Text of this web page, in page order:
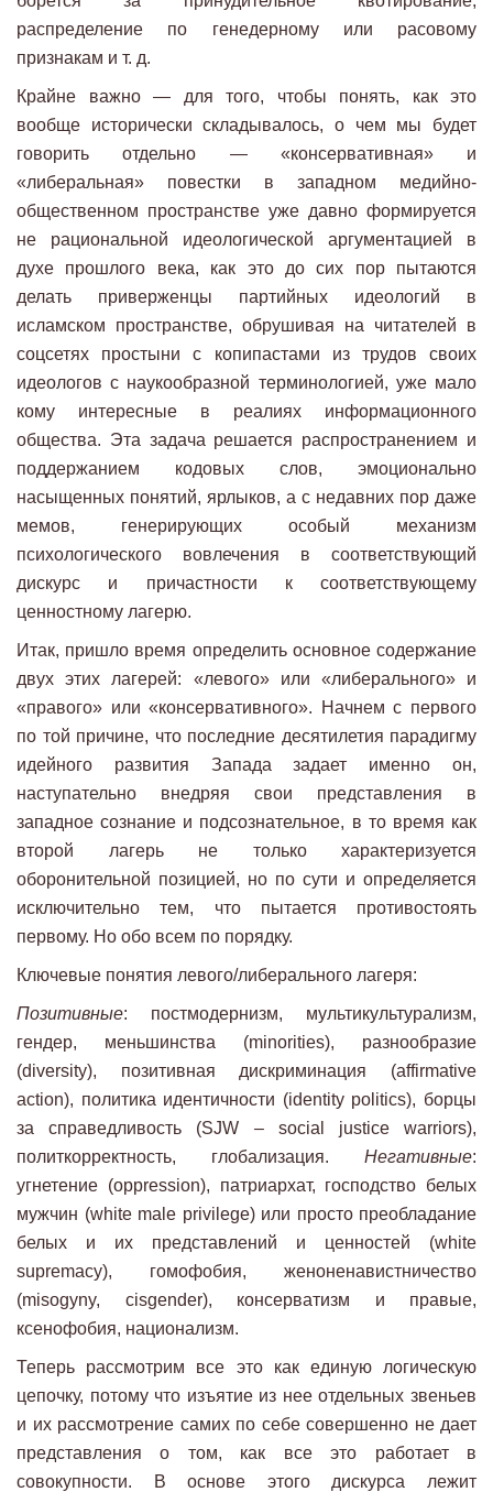
распределение по генедерному или расовому
признакам и т. д.
Крайне важно — для того, чтобы понять, как это
вообще исторически складывалось, о чем мы будет
говорить отдельно — «консервативная» и
«либеральная» повестки в западном медийно-
общественном пространстве уже давно формируется
не рациональной идеологической аргументацией в
духе прошлого века, как это до сих пор пытаются
делать приверженцы партийных идеологий в
исламском пространстве, обрушивая на читателей в
соцсетях простыни с копипастами из трудов своих
идеологов с наукообразной терминологией, уже мало
кому интересные в реалиях информационного
общества. Эта задача решается распространением и
поддержанием кодовых слов, эмоционально
насыщенных понятий, ярлыков, а с недавних пор даже
мемов, генерирующих особый механизм
психологического вовлечения в соответствующий
дискурс и причастности к соответствующему
ценностному лагерю.
Итак, пришло время определить основное содержание
двух этих лагерей: «левого» или «либерального» и
«правого» или «консервативного». Начнем с первого
по той причине, что последние десятилетия парадигму
идейного развития Запада задает именно он,
наступательно внедряя свои представления в
западное сознание и подсознательное, в то время как
второй лагерь не только характеризуется
оборонительной позицией, но по сути и определяется
исключительно тем, что пытается противостоять
первому. Но обо всем по порядку.
Ключевые понятия левого/либерального лагеря:
Позитивные: постмодернизм, мультикультурализм,
гендер, меньшинства (minorities), разнообразие
(diversity), позитивная дискриминация (affirmative
action), политика идентичности (identity politics), борцы
за справедливость (SJW – social justice warriors),
политкорректность, глобализация. Негативные:
угнетение (oppression), патриархат, господство белых
мужчин (white male privilege) или просто преобладание
белых и их представлений и ценностей (white
supremacy), гомофобия, женоненавистничество
(misogyny, cisgender), консерватизм и правые,
ксенофобия, национализм.
Теперь рассмотрим все это как единую логическую
цепочку, потому что изъятие из нее отдельных звеньев
и их рассмотрение самих по себе совершенно не дает
представления о том, как все это работает в
совокупности. В основе этого дискурса лежит